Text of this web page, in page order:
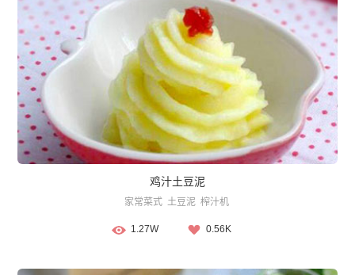
鸡汁土豆泥
家常菜式 土豆泥 榨汁机
1.27W 0.56K